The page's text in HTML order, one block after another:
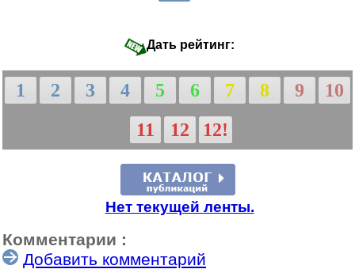
Дать рейтинг:
1 2 3 4 5 6 7 8 9
10
11
12 12!
Нет текущей ленты.
Комментарии :
Добавить комментарий